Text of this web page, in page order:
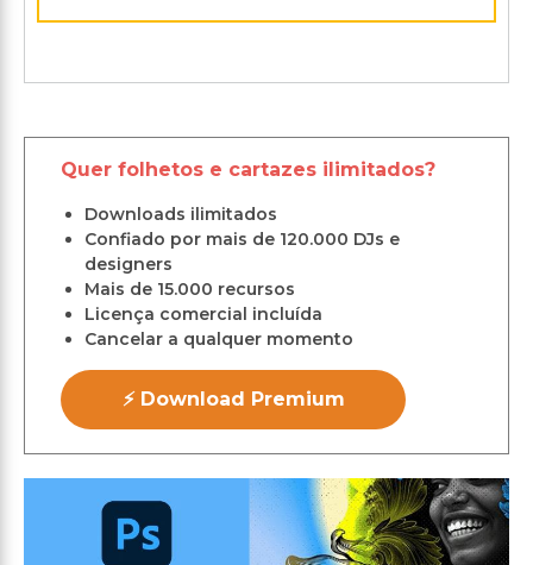
Quer folhetos e cartazes ilimitados?
Downloads ilimitados
Confiado por mais de 120.000 DJs e
designers
Mais de 15.000 recursos
Licença comercial incluída
Cancelar a qualquer momento
⚡ Download Premium